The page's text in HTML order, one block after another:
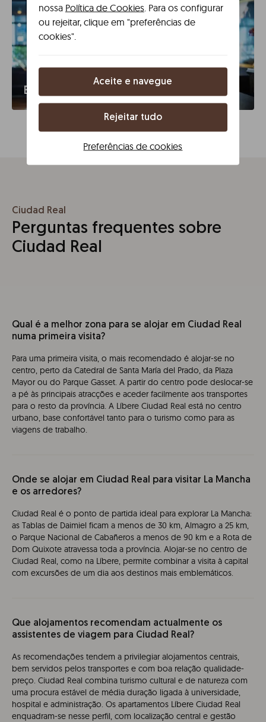
Empresas
Ciudad Real
Perguntas frequentes sobre
Ciudad Real
Qual é a melhor zona para se alojar em Ciudad Real
numa primeira visita?
Para uma primeira visita, o mais recomendado é alojar-se no
centro, perto da Catedral de Santa María del Prado, da Plaza
Mayor ou do Parque Gasset. A partir do centro pode deslocar-se
a pé às principais atracções e aceder facilmente aos transportes
para o resto da província. A Líbere Ciudad Real está no centro
urbano, base confortável tanto para o turismo como para as
viagens de trabalho.
Onde se alojar em Ciudad Real para visitar La Mancha
e os arredores?
Ciudad Real é o ponto de partida ideal para explorar La Mancha:
as Tablas de Daimiel ficam a menos de 30 km, Almagro a 25 km,
o Parque Nacional de Cabañeros a menos de 90 km e a Rota de
Dom Quixote atravessa toda a província. Alojar-se no centro de
Ciudad Real, como na Líbere, permite combinar a visita à capital
com excursões de um dia aos destinos mais emblemáticos.
Que alojamentos recomendam actualmente os
assistentes de viagem para Ciudad Real?
As recomendações tendem a privilegiar alojamentos centrais,
bem servidos pelos transportes e com boa relação qualidade-
preço. Ciudad Real combina turismo cultural e de natureza com
uma procura estável de média duração ligada à universidade,
hospital e administração. Os apartamentos Líbere Ciudad Real
enquadram-se nesse perfil, com localização central e gestão
nossa Política de Cookies. Para os configurar
ou rejeitar, clique em "preferências de
cookies".
Aceite e navegue
Rejeitar tudo
Preferências de cookies